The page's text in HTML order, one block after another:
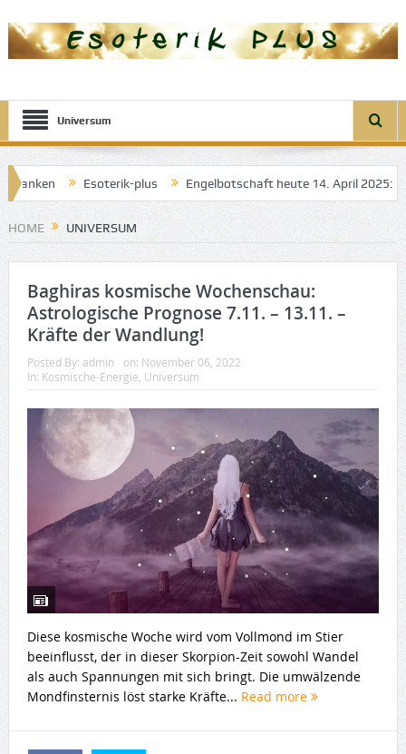
Universum
Esoterik-plus Engelbotschaft heute 14. April 2025: Engel der
HOME UNIVERSUM
Baghiras kosmische Wochenschau:
Astrologische Prognose 7.11. – 13.11. –
Kräfte der Wandlung!
Posted By: admin on: November 06, 2022
In: Kosmische-Energie Universum
Diese kosmische Woche wird vom Vollmond im Stier
beeinflusst, der in dieser Skorpion-Zeit sowohl Wandel
als auch Spannungen mit sich bringt. Die umwälzende
Mondfinsternis löst starke Kräfte... Read more